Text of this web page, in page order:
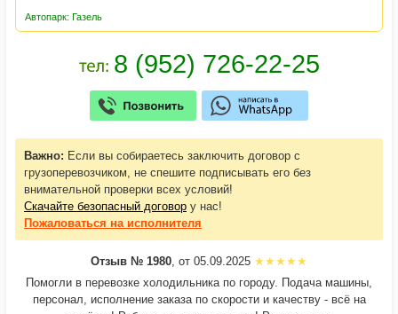
Автопарк: Газель
Важно: Если вы собираетесь заключить договор с
грузоперевозчиком, не спешите подписывать его без
внимательной проверки всех условий!
Скачайте безопасный договор у нас!
Пожаловаться на исполнителя
Отзыв № 1980, от 05.09.2025
Помогли в перевозке холодильника по городу. Подача машины,
персонал, исполнение заказа по скорости и качеству - всё на